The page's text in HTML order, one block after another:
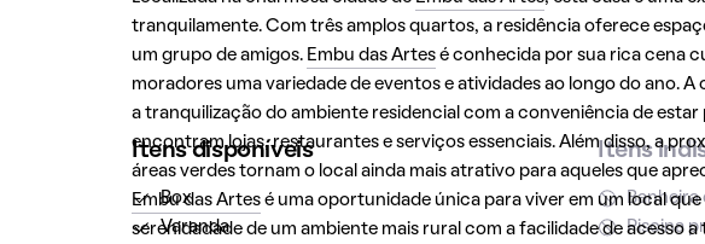
tranquilamente. Com três amplos quartos, a residência oferece
um grupo de amigos. Embu das Artesé conhecida por sua rica cena
moradores uma variedade de eventos e atividades ao longo do ano.
a tranquilização do ambiente residencial com a conveniência de
encontram lojas, restaurantes e serviços essenciais. Além disso, a
áreas verdes tornam o local ainda mais atrativo para aqueles que
Embu das Artesé uma oportunidade única para viver em um local
serenidadade de um ambiente mais rural com a facilidade de acesso
Itens disponíveis
Box
Varanda
Itens
Piscina